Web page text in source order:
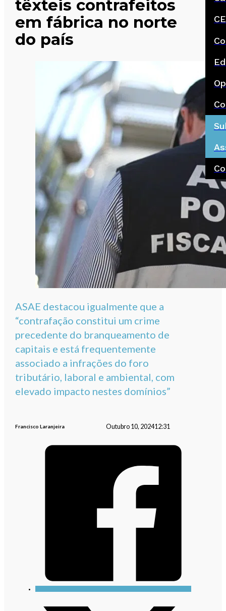
têxteis contrafeitos
em fábrica no norte
do país
ASAE destacou igualmente que a
“contrafação constitui um crime
precedente do branqueamento de
capitais e está frequentemente
associado a infrações do foro
tributário, laboral e ambiental, com
elevado impacto nestes domínios”
Francisco Laranjeira Outubro 10, 202412:31